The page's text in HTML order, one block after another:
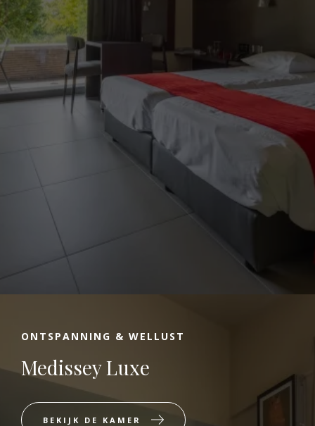
ONTSPANNING & WELLUST
Medissey Luxe
BEKIJK DE KAMER